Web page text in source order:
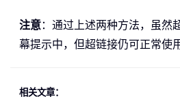
注意：通过上述两种方法，虽然
幕提示中，但超链接仍可正常使用
相关文章：